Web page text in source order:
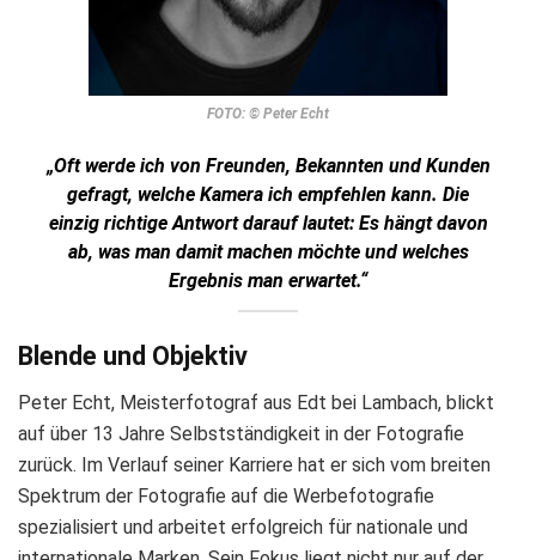
FOTO: © Peter Echt
„Oft werde ich von Freunden, Bekannten und Kunden
gefragt, welche Kamera ich empfehlen kann. Die
einzig richtige Antwort darauf lautet: Es hängt davon
ab, was man damit machen möchte und welches
Ergebnis man erwartet.“
Blende und Objektiv
Peter Echt, Meisterfotograf aus Edt bei Lambach, blickt
auf über 13 Jahre Selbstständigkeit in der Fotografie
zurück. Im Verlauf seiner Karriere hat er sich vom breiten
Spektrum der Fotografie auf die Werbefotografie
spezialisiert und arbeitet erfolgreich für nationale und